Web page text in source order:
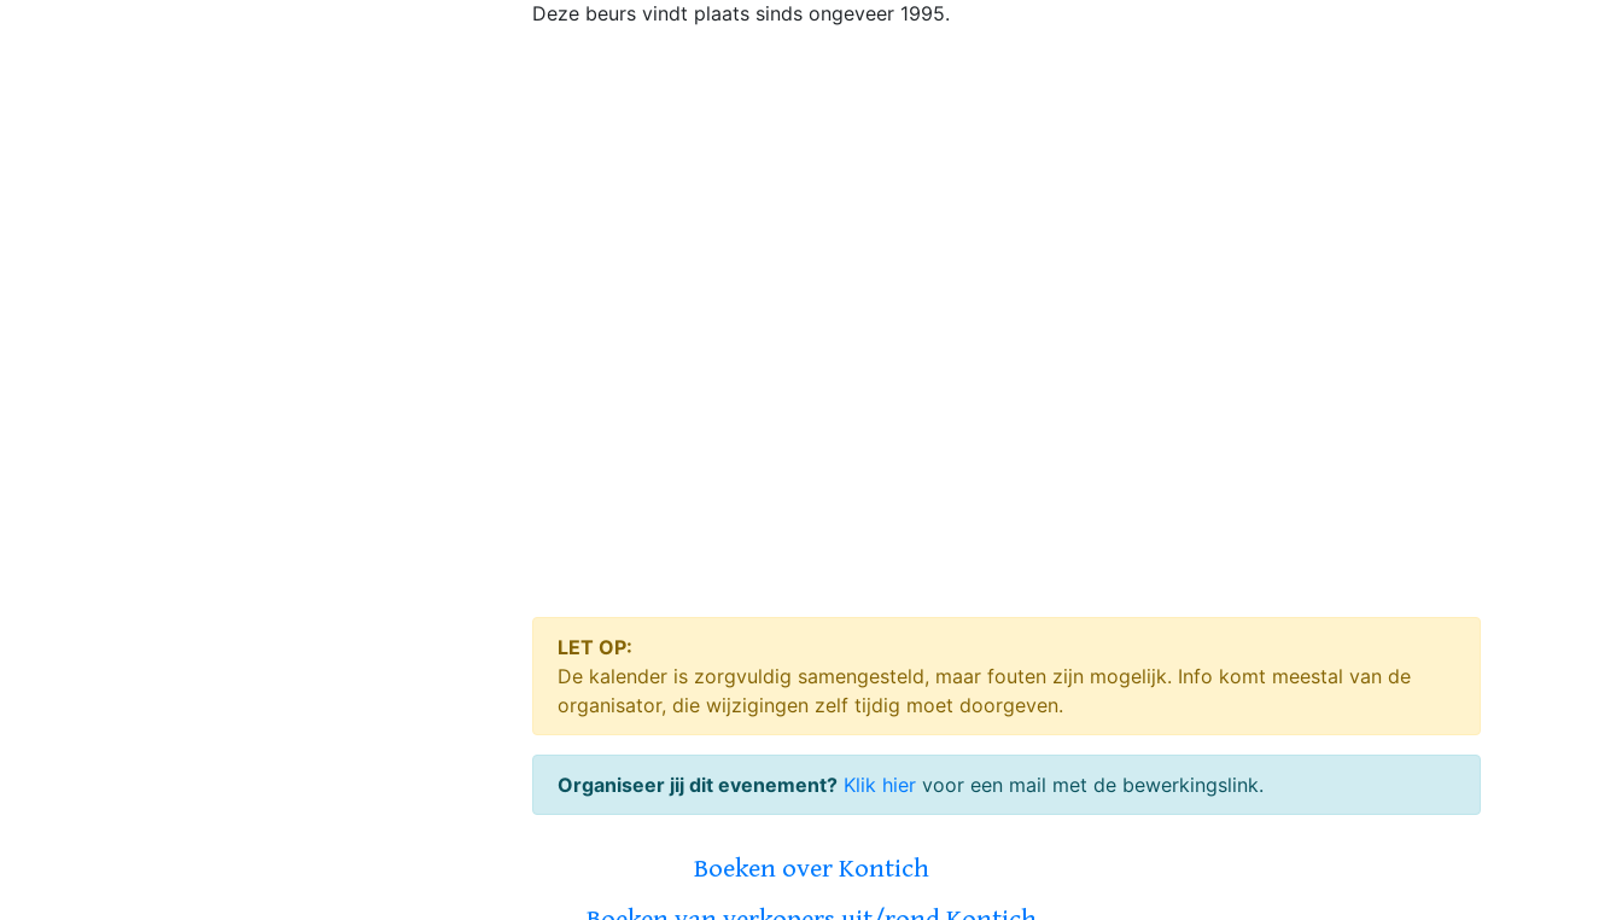
Deze beurs vindt plaats sinds ongeveer 1995.
LET OP:
De kalender is zorgvuldig samengesteld, maar fouten zijn mogelijk. Info komt meestal van de
organisator, die wijzigingen zelf tijdig moet doorgeven.
Organiseer jij dit evenement? Klik hier voor een mail met de bewerkingslink.
Boeken over Kontich